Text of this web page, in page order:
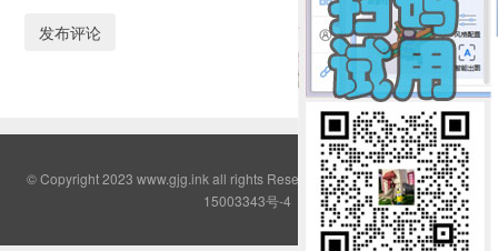
© Copyright 2023 www.gjg.ink all rights Reserved QQ群:2308380鄂ICP备
15003343号-4